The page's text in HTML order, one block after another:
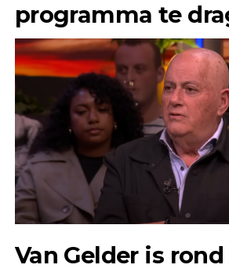
programma te
Van Gelder is rond